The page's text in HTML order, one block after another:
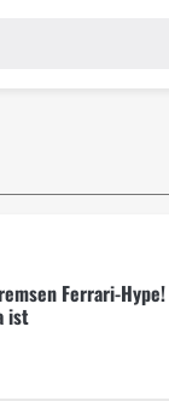
Ferrari-Hype!
ist